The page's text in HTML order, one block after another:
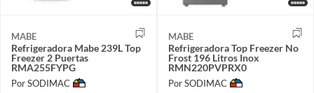
MABE
Refrigeradora Mabe 239L Top
Freezer 2 Puertas
RMA255FYPG
Por SODIMAC
MABE
Refrigeradora Top Freezer No
Frost 196 Litros Inox
RMN220PVPRX0
Por SODIMAC